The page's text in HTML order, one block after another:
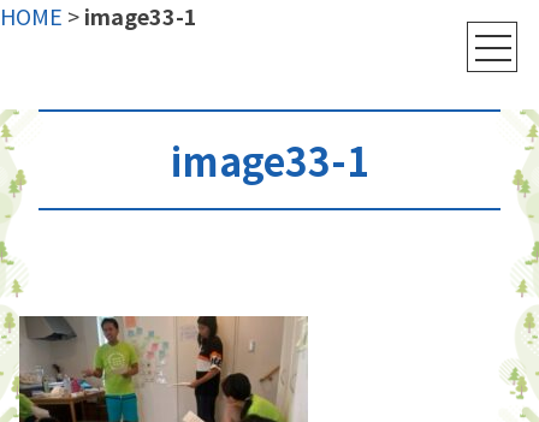
HOME >image33-1
image33-1